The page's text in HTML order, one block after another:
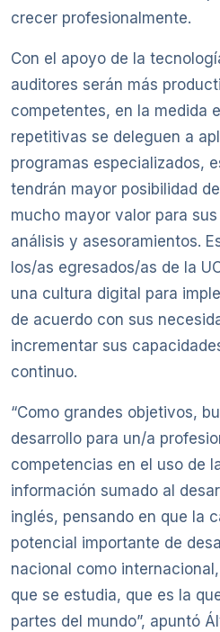
crecer profesionalmente.
Con el apoyo de la
auditores serán más
competentes, en la medida
repetitivas se deleguen a
programas especializados,
tendrán mayor posibilidad
mucho mayor valor para
análisis y asesoramientos.
los/as egresados/as de la
una cultura digital para
de acuerdo con sus
incrementar sus
continuo.
“Como grandes objetivos,
desarrollo para un/a
competencias en el uso de
información sumado al
inglés, pensando en que la
potencial importante de
nacional como
que se estudia, que es la
partes del mundo”, apuntó